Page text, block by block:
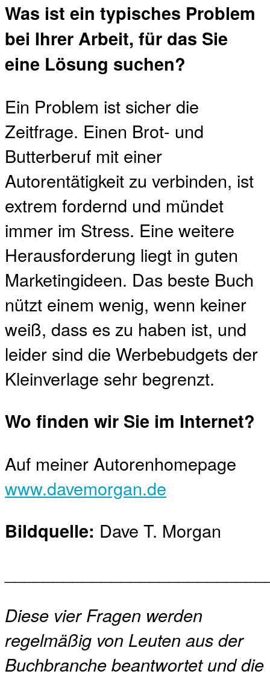
Was ist ein typisches Problem
bei Ihrer Arbeit, für das Sie
eine Lösung suchen?
Ein Problem ist sicher die
Zeitfrage. Einen Brot- und
Butterberuf mit einer
Autorentätigkeit zu verbinden, ist
extrem fordernd und mündet
immer im Stress. Eine weitere
Herausforderung liegt in guten
Marketingideen. Das beste Buch
nützt einem wenig, wenn keiner
weiß, dass es zu haben ist, und
leider sind die Werbebudgets der
Kleinverlage sehr begrenzt.
Wo finden wir Sie im Internet?
Auf meiner Autorenhomepage
www.davemorgan.de
Bildquelle: Dave T. Morgan
Diese vier Fragen werden
regelmäßig von Leuten aus der
Buchbranche beantwortet und die